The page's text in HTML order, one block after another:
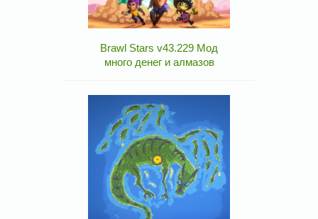
Brawl Stars v43.229 Мод
много денег и алмазов